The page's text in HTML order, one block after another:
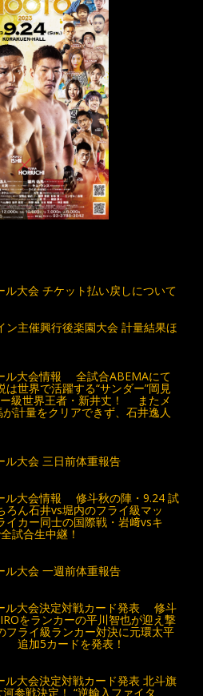
大会 チケット払い戻しについて
ン主催興行後楽園大会 計量結果ほ
ル大会情報 全試合ABEMAにて
世界で活躍する“サンダー”岡見
ー級世界王者・新井丈！ またメ
計量をクリアできず、石井逸人
ル大会 三日前体重報告
ル大会情報 修斗秋の陣・9.24 試
ん石井vs堀内のフライ級マッ
カー同士の国際戦・岩﨑vsキ
試合生中継！
ル大会 一週前体重報告
ル大会決定対戦カード発表 修斗
をランカーの平川智也が迎え撃
ライ級ランカー対決に元環太平
追加5カードを発表！
ル大会決定対戦カード発表 北斗旗
参戦決定！ “逆輸入ファイタ